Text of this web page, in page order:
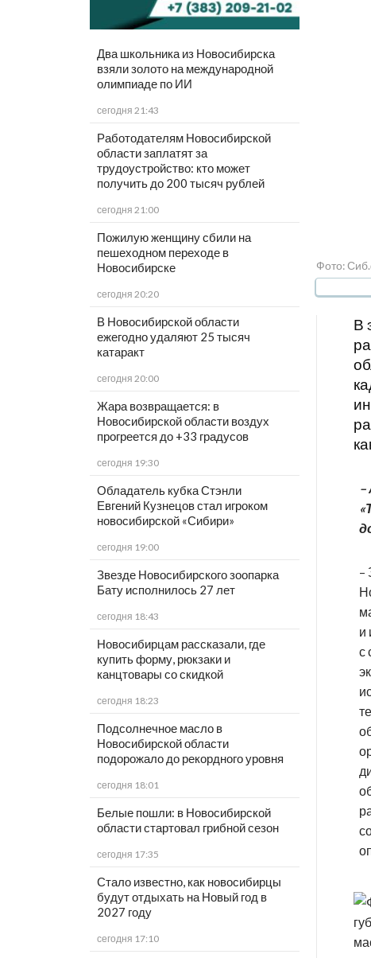
Два школьника из Новосибирска
взяли золото на международной
олимпиаде по ИИ
сегодня 21:43
Работодателям Новосибирской
области заплатят за
трудоустройство: кто может
получить до 200 тысяч рублей
сегодня 21:00
Пожилую женщину сбили на
пешеходном переходе в
Новосибирске
сегодня 20:20
В Новосибирской области
ежегодно удаляют 25 тысяч
катаракт
сегодня 20:00
Жара возвращается: в
Новосибирской области воздух
прогреется до +33 градусов
сегодня 19:30
Обладатель кубка Стэнли
Евгений Кузнецов стал игроком
новосибирской «Сибири»
сегодня 19:00
Звезде Новосибирского зоопарка
Бату исполнилось 27 лет
сегодня 18:43
Новосибирцам рассказали, где
купить форму, рюкзаки и
канцтовары со скидкой
сегодня 18:23
Подсолнечное масло в
Новосибирской области
подорожало до рекордного уровня
сегодня 18:01
Белые пошли: в Новосибирской
области стартовал грибной сезон
сегодня 17:35
Стало известно, как новосибирцы
будут отдыхать на Новый год в
2027 году
сегодня 17:10
Фото:
В
–
–
и
с